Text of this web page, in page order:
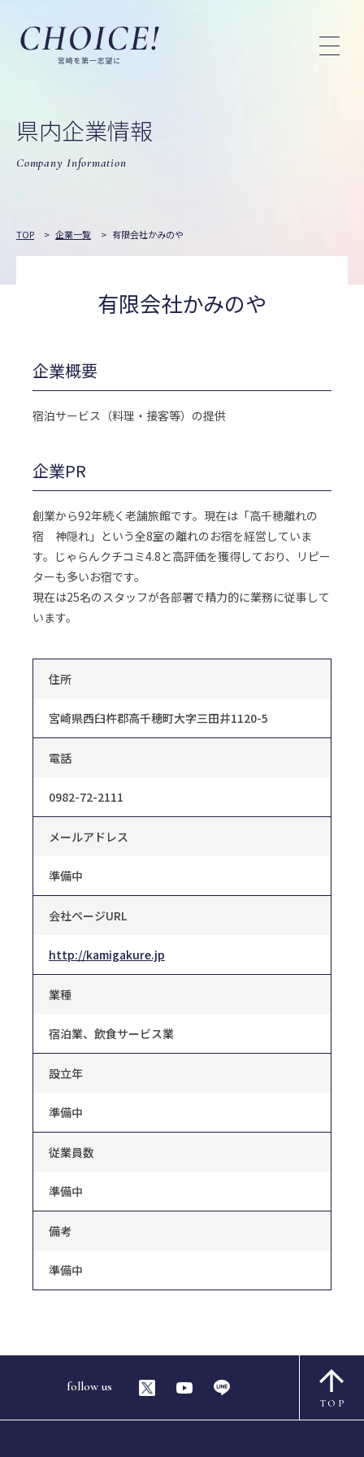
県内企業情報
Company Information
TOP > 企業一覧 > 有限会社かみのや
有限会社かみのや
企業概要
宿泊サービス（料理・接客等）の提供
企業PR
創業から92年続く老舗旅館です。現在は「高千穂離れの
宿 神隠れ」という全8室の離れのお宿を経営していま
す。じゃらんクチコミ4.8と高評価を獲得しており、リピー
ターも多いお宿です。
現在は25名のスタッフが各部署で精力的に業務に従事して
います。
住所
宮崎県西臼杵郡高千穂町大字三田井1120-5
電話
0982-72-2111
メールアドレス
準備中
会社ページURL
http://kamigakure.jp
業種
宿泊業、飲食サービス業
設立年
準備中
従業員数
準備中
備考
準備中
follow us
TOP